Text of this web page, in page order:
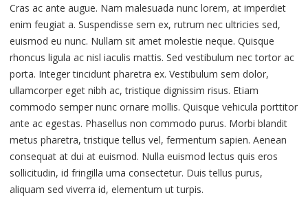
Cras ac ante augue. Nam malesuada nunc lorem, at imperdiet
enim feugiat a. Suspendisse sem ex, rutrum nec ultricies sed,
euismod eu nunc. Nullam sit amet molestie neque. Quisque
rhoncus ligula ac nisl iaculis mattis. Sed vestibulum nec tortor ac
porta. Integer tincidunt pharetra ex. Vestibulum sem dolor,
ullamcorper eget nibh ac, tristique dignissim risus. Etiam
commodo semper nunc ornare mollis. Quisque vehicula porttitor
ante ac egestas. Phasellus non commodo purus. Morbi blandit
metus pharetra, tristique tellus vel, fermentum sapien. Aenean
consequat at dui at euismod. Nulla euismod lectus quis eros
sollicitudin, id fringilla urna consectetur. Duis tellus purus,
aliquam sed viverra id, elementum ut turpis.